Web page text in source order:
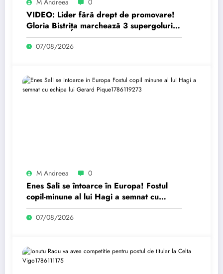
M Andreea 0
VIDEO: Lider fără drept de promovare!
Gloria Bistrița marchează 3 supergoluri în
poarta Unirii Slobozia
07/08/2026
M Andreea 0
Enes Sali se întoarce în Europa! Fostul
copil-minune al lui Hagi a semnat cu
echipa lui Gerard Pique
07/08/2026